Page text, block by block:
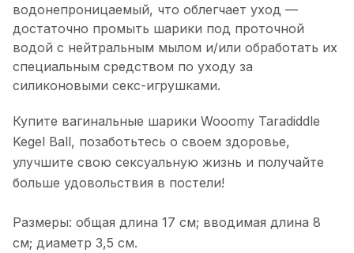
водонепроницаемый, что облегчает уход —
достаточно промыть шарики под проточной
водой с нейтральным мылом и/или обработать их
специальным средством по уходу за
силиконовыми секс-игрушками.
Купите вагинальные шарики Wooomy Taradiddle
Kegel Ball, позаботьтесь о своем здоровье,
улучшите свою сексуальную жизнь и получайте
больше удовольствия в постели!
Размеры: общая длина 17 см; вводимая длина 8
см; диаметр 3,5 см.